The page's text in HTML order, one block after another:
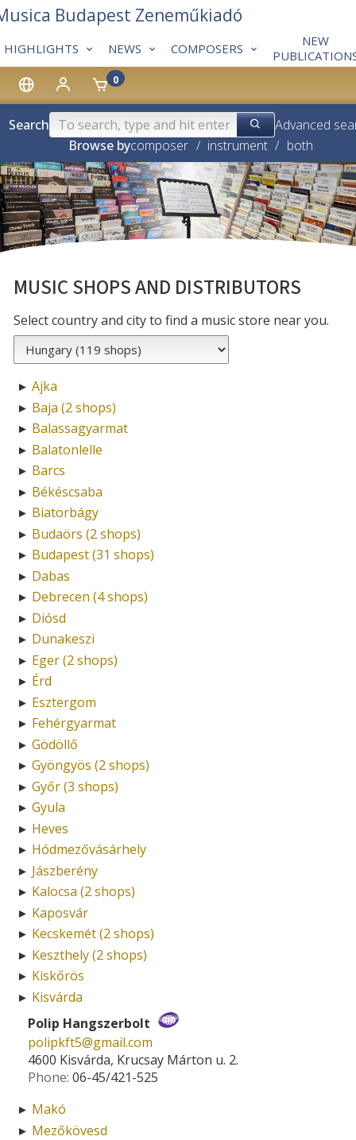
0
HIGHLIGHTS NEWS COMPOSERS
NEW
Budapest Zeneműkiadó
Search
Advanced
Browse bycomposer / instrument / both
MUSIC SHOPS AND DISTRIBUTORS
Select country and city to find a music store near you.
► Ajka
► Baja (2 shops)
► Balassagyarmat
► Balatonlelle
► Barcs
► Békéscsaba
► Biatorbágy
► Budaörs (2 shops)
► Budapest (31 shops)
► Dabas
► Debrecen (4 shops)
► Diósd
► Dunakeszi
► Eger (2 shops)
► Érd
► Esztergom
► Fehérgyarmat
► Gödöllő
► Gyöngyös (2 shops)
► Győr (3 shops)
► Gyula
► Heves
► Hódmezővásárhely
► Jászberény
► Kalocsa (2 shops)
► Kaposvár
► Kecskemét (2 shops)
► Keszthely (2 shops)
► Kiskőrös
► Kisvárda
Polip Hangszerbolt
polipkft5­@­gmail.com
4600 Kisvárda, Krucsay Márton u. 2.
Phone: 06-45/421-525
► Makó
► Mezőkövesd